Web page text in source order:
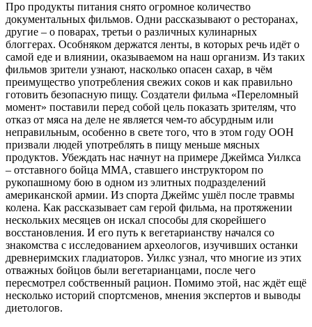
Про продукты питания снято огромное количество
документальных фильмов. Одни рассказывают о ресторанах,
другие – о поварах, третьи о различных кулинарных
блоггерах. Особняком держатся ленты, в которых речь идёт о
самой еде и влиянии, оказываемом на наш организм. Из таких
фильмов зрители узнают, насколько опасен сахар, в чём
преимущество употребления свежих соков и как правильно
готовить безопасную пищу. Создатели фильма «Переломный
момент» поставили перед собой цель показать зрителям, что
отказ от мяса на деле не является чем-то абсурдным или
неправильным, особенно в свете того, что в этом году ООН
призвали людей употреблять в пищу меньше мясных
продуктов. Убеждать нас начнут на примере Джеймса Уилкса
– отставного бойца ММА, ставшего инструктором по
рукопашному бою в одном из элитных подразделений
американской армии. Из спорта Джеймс ушёл после травмы
колена. Как рассказывает сам герой фильма, на протяжении
нескольких месяцев он искал способы для скорейшего
восстановления. И его путь к вегетарианству начался со
знакомства с исследованием археологов, изучивших останки
древнеримских гладиаторов. Уилкс узнал, что многие из этих
отважных бойцов были вегетарианцами, после чего
пересмотрел собственный рацион. Помимо этой, нас ждёт ещё
несколько историй спортсменов, мнения экспертов и выводы
диетологов.